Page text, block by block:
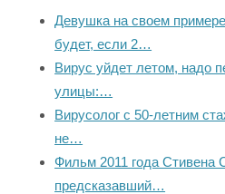
Девушка на своем
будет, если 2…
Вирус уйдет летом, надо
улицы:…
Вирусолог с 50-летним
не…
Фильм 2011 года Стивена
предсказавший…